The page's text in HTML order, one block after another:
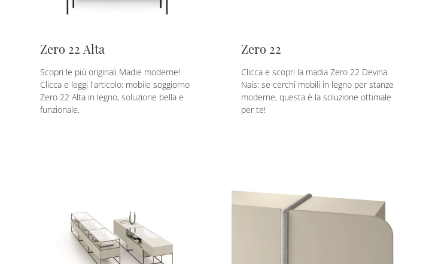
Zero 22 Alta
Scopri le più originali Madie moderne!
Clicca e leggi l'articolo: mobile soggiorno
Zero 22 Alta in legno, soluzione bella e
funzionale.
Zero 22
Clicca e scopri la madia Zero 22 Devina
Nais: se cerchi mobili in legno per stanze
moderne, questa è la soluzione ottimale
per te!